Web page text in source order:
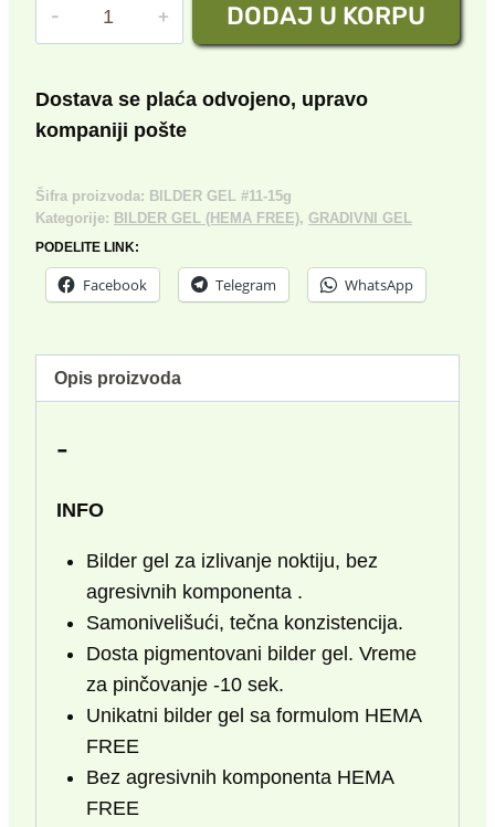
15g
količina
DODAJ U KORPU
Dostava se plaća odvojeno, upravo
kompaniji pošte
Šifra proizvoda: BILDER GEL #11-15g
Kategorije: BILDER GEL (HEMA FREE), GRADIVNI GEL
PODELITE LINK:
Facebook Telegram WhatsApp
Opis proizvoda
-
INFO
Bilder gel za izlivanje noktiju, bez
agresivnih komponenta .
Samonivelišući, tečna konzistencija.
Dosta pigmentovani bilder gel. Vreme
za pinčovanje -10 sek.
Unikatni bilder gel sa formulom HEMA
FREE
Bez agresivnih komponenta HEMA
FREE